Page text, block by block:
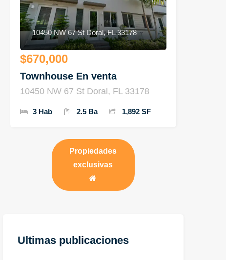
10450 NW 67 St Doral, FL 33178
$670,000
Townhouse En venta
10450 NW 67 St Doral, FL 33178
3 Hab 2.5 Ba 1,892 SF
Propiedades
exclusivas
Ultimas publicaciones